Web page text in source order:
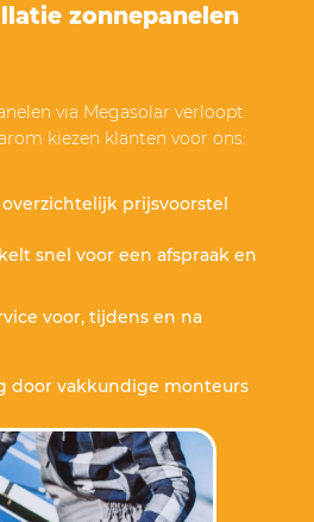
zonnepanelen
via Megasolar verloopt
kiezen klanten voor ons:
prijsvoorstel
snel voor een afspraak en
voor, tijdens en na
door vakkundige monteurs